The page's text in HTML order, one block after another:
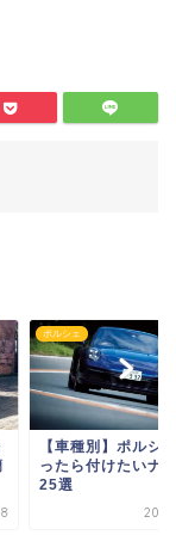
ポルシェ
【車種別】ポルシェ
ったら付けたいナン
25選
2020-